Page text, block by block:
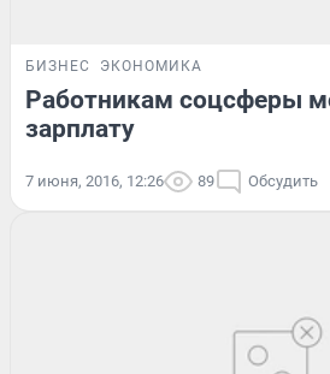
БИЗНЕС ЭКОНОМИКА
Работникам соцсферы
зарплату
7 июня, 2016, 12:26 89 Обсудить